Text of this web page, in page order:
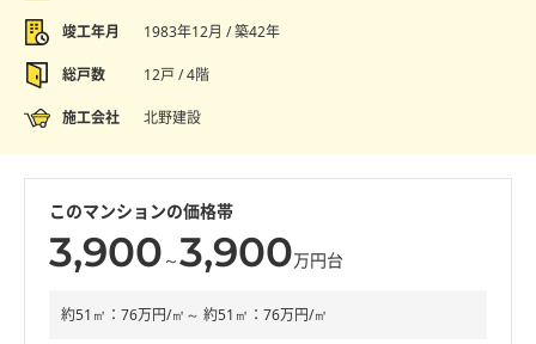
竣工年月 1983年12月 / 築42年
総戸数 12戸 / 4階
施工会社 北野建設
このマンションの価格帯
3,900 ～3,900万円台
約51㎡：76万円/㎡～ 約51㎡：76万円/㎡